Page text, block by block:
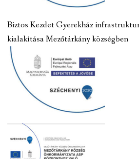
Biztos Kezdet Gyerekház
kialakítása Mezőtárkány községben